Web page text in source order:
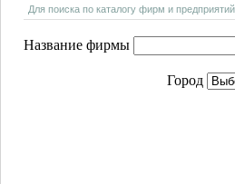
Для поиска по каталогу фирм и
Название фирмы
Город